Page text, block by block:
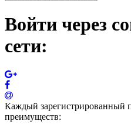
Войти через
сети:
Каждый зарегистрированный
преимуществ: